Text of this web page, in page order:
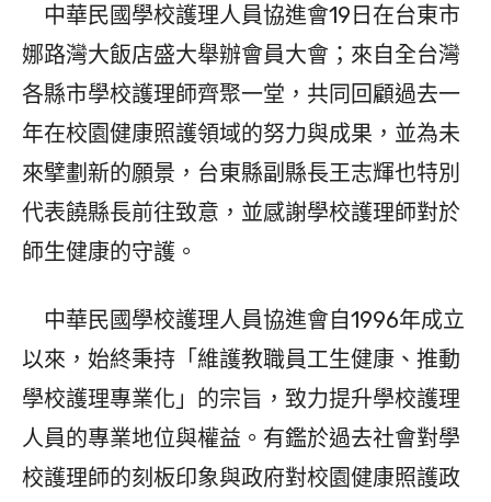
中華民國學校護理人員協進會19日在台東市
娜路灣大飯店盛大舉辦會員大會；來自全台灣
各縣市學校護理師齊聚一堂，共同回顧過去一
年在校園健康照護領域的努力與成果，並為未
來擘劃新的願景，台東縣副縣長王志輝也特別
代表饒縣長前往致意，並感謝學校護理師對於
師生健康的守護。
中華民國學校護理人員協進會自1996年成立
以來，始終秉持「維護教職員工生健康、推動
學校護理專業化」的宗旨，致力提升學校護理
人員的專業地位與權益。有鑑於過去社會對學
校護理師的刻板印象與政府對校園健康照護政